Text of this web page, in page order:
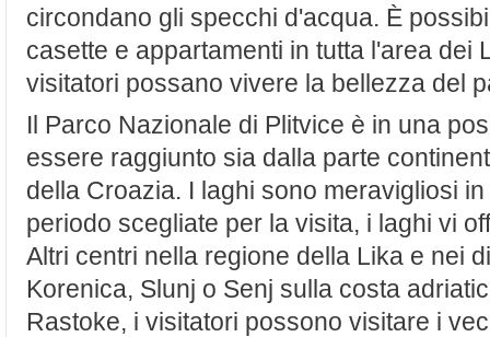
circondano gli specchi d'acqua. È
casette e appartamenti in tutta l'area dei
visitatori possano vivere la bellezza del
Il Parco Nazionale di Plitvice è in una
essere raggiunto sia dalla parte
della Croazia. I laghi sono meravigliosi
periodo scegliate per la visita, i laghi vi
Altri centri nella regione della Lika e nei
Korenica, Slunj o Senj sulla costa
Rastoke, i visitatori possono visitare i